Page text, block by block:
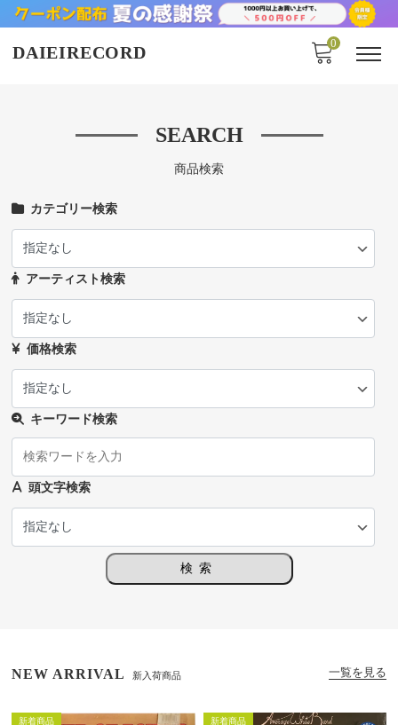
DAIEIRECORD 0
60年 - 80年代のアナログレコード店
主に、BLUES / SOUL / JAZZ / FUSION / AOR /
SEARCH
商品検索
カテゴリー検索
アーティスト検索
価格検索
キーワード検索
頭文字検索
検索
NEW ARRIVAL 新入荷商品
新着商品 新着商品
一覧を見る